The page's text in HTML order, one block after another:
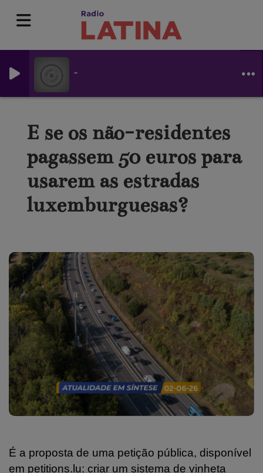
-
E se os não-residentes
pagassem 50 euros para
usarem as estradas
luxemburguesas?
É a proposta de uma petição pública, disponível
em petitions.lu: criar um sistema de vinheta